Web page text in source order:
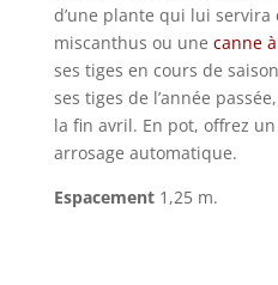
d’une plante qui lui
miscanthus ou une canne
ses tiges en cours de
ses tiges de l’année
la fin avril. En pot, offrez
arrosage automatique.
Espacement 1,25 m.